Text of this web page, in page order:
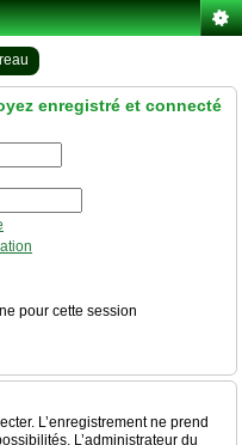
enregistré et connecté
pour cette session
L’enregistrement ne prend
L’administrateur du